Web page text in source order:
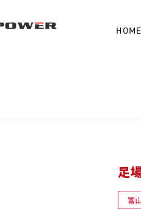
HOME
足
富